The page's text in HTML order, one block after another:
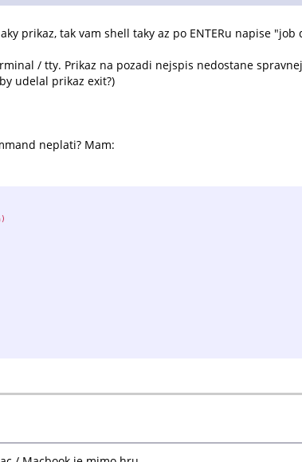
prikaz, tak vam shell taky az po ENTERu napise "job
/ tty. Prikaz na pozadi nejspis nedostane
udelal prikaz exit?)
neplati? Mam: